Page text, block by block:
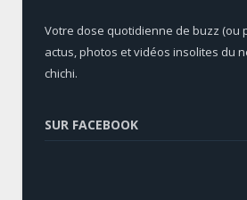
Votre dose quotidienne de buzz (ou
actus, photos et vidéos insolites du
chichi.
SUR FACEBOOK